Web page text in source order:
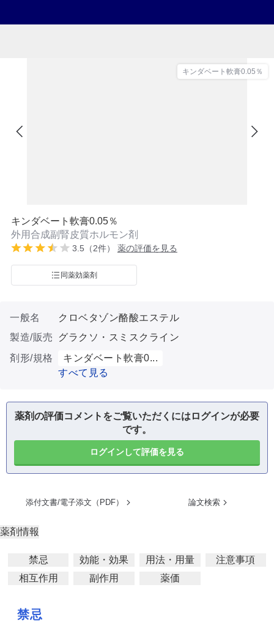
キンダベート軟膏0.05％
キンダベート軟膏0.05％
外用合成副腎皮質ホルモン剤
3.5（2件） 薬の評価を見る
同薬効薬剤
一般名
クロベタゾン酪酸エステル
製造/販売
グラクソ・スミスクライン
剤形/規格
キンダベート軟膏0...
すべて見る
薬剤の評価コメントをご覧いただくにはログインが必要
です。
ログインして評価を見る
添付文書/電子添文（PDF） 論文検索
薬剤情報
禁忌 効能・効果 用法・用量
注意事項
相互作用
副作用 薬価
禁忌